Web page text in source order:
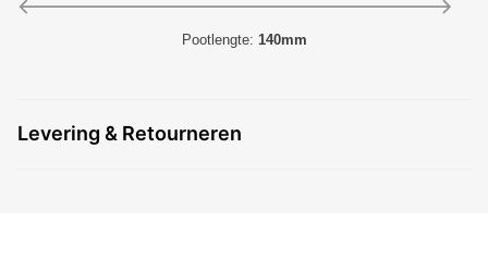
Pootlengte: 140mm
Levering & Retourneren